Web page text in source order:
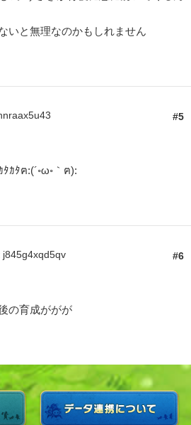
いと無理なのかもしれません
5
ｶﾀฅ:(´◦ω◦｀ฅ):
6
j845g4xqd5qv
の育成ががが